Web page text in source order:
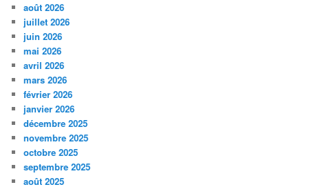
août 2026
juillet 2026
juin 2026
mai 2026
avril 2026
mars 2026
février 2026
janvier 2026
décembre 2025
novembre 2025
octobre 2025
septembre 2025
août 2025